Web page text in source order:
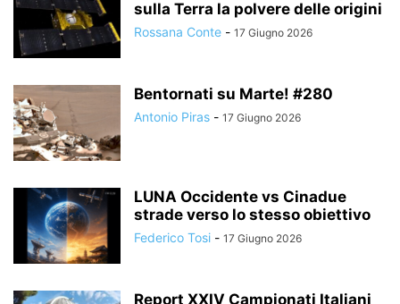
sulla Terra la polvere delle origini
Rossana Conte - 17 Giugno 2026
Bentornati su Marte! #280
Antonio Piras - 17 Giugno 2026
LUNA Occidente vs Cinadue
strade verso lo stesso obiettivo
Federico Tosi - 17 Giugno 2026
Report XXIV Campionati Italiani